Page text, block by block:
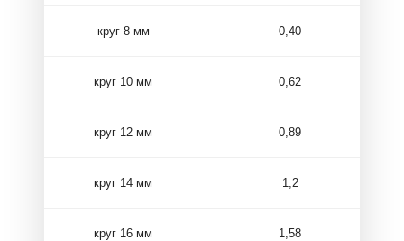
круг 8 мм 0,40
круг 10 мм 0,62
круг 12 мм 0,89
круг 14 мм 1,2
круг 16 мм 1,58